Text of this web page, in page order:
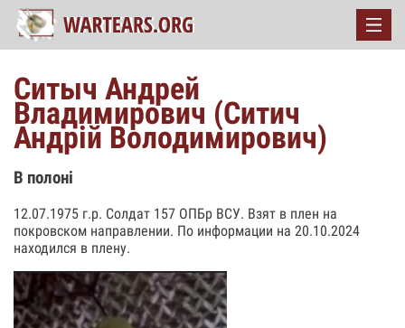
Ситыч Андрей
Владимирович (Ситич
Андрій Володимирович)
В полоні
12.07.1975 г.р. Солдат 157 ОПБр ВСУ. Взят в плен на
покровском направлении. По информации на 20.10.2024
находился в плену.